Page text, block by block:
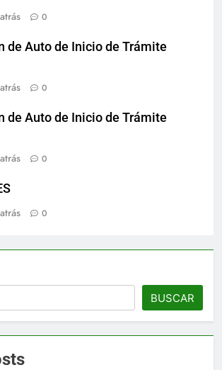
0
de Auto de Inicio de Trámite
0
de Auto de Inicio de Trámite
0
0
BUSCAR